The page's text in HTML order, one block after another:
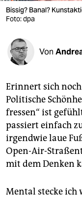
verlag
veranstaltungen
shop
unterstützen
abo
genossenschaft
epaper login
Bissig? Banal?
Foto: dpa
Von
Erinnert sich
Politische
fressen“ ist
passiert einfach
irgendwie laue
Open-Air-
mit dem Denken
Mental stecke ich